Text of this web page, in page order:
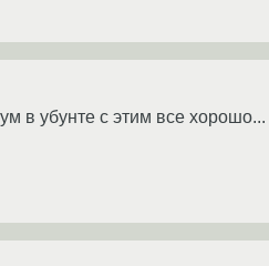
в убунте с этим все хорошо...